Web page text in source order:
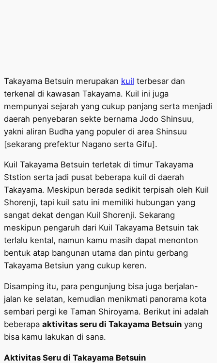
Takayama Betsuin merupakan kuil terbesar dan
terkenal di kawasan Takayama. Kuil ini juga
mempunyai sejarah yang cukup panjang serta menjadi
daerah penyebaran sekte bernama Jodo Shinsuu,
yakni aliran Budha yang populer di area Shinsuu
[sekarang prefektur Nagano serta Gifu].
Kuil Takayama Betsuin terletak di timur Takayama
Ststion serta jadi pusat beberapa kuil di daerah
Takayama. Meskipun berada sedikit terpisah oleh Kuil
Shorenji, tapi kuil satu ini memiliki hubungan yang
sangat dekat dengan Kuil Shorenji. Sekarang
meskipun pengaruh dari Kuil Takayama Betsuin tak
terlalu kental, namun kamu masih dapat menonton
bentuk atap bangunan utama dan pintu gerbang
Takayama Betsiun yang cukup keren.
Disamping itu, para pengunjung bisa juga berjalan-
jalan ke selatan, kemudian menikmati panorama kota
sembari pergi ke Taman Shiroyama. Berikut ini adalah
beberapa aktivitas seru di Takayama Betsuin yang
bisa kamu lakukan di sana.
Aktivitas Seru di Takayama Betsuin